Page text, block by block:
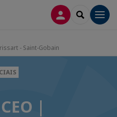
CONEXÃOSEARCH
- Saint-Gobain
|